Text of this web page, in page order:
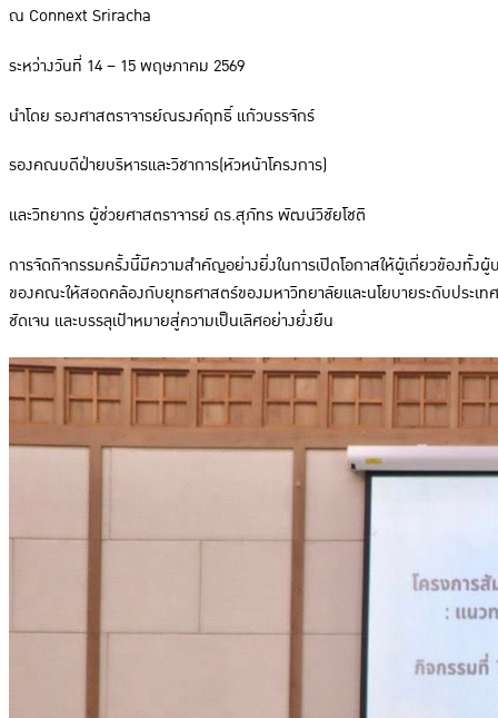
ณ Connext Sriracha
ระหว่างวันที่ 14 – 15 พฤษภาคม 2569
นำโดย รองศาสตราจารย์ณรงค์ฤทธิ์ แก้วบรรจักร์
รองคณบดีฝ่ายบริหารและวิชาการ(หัวหน้าโครงการ)
และวิทยากร ผู้ช่วยศาสตราจารย์ ดร.สุภัทร พัฒน์วิชัยโชติ
การจัดกิจกรรมครั้งนี้มีความสำคัญอย่างยิ่งในการเปิดโอกาสให้ผู้เกี่ยวข้องทั้
ของคณะให้สอดคล้องกับยุทธศาสตร์ของมหาวิทยาลัยและนโยบายระดับประ
ชัดเจน และบรรลุเป้าหมายสู่ความเป็นเลิศอย่างยั่งยืน